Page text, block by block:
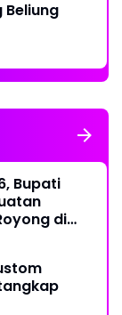
Beliung
Bupati
di